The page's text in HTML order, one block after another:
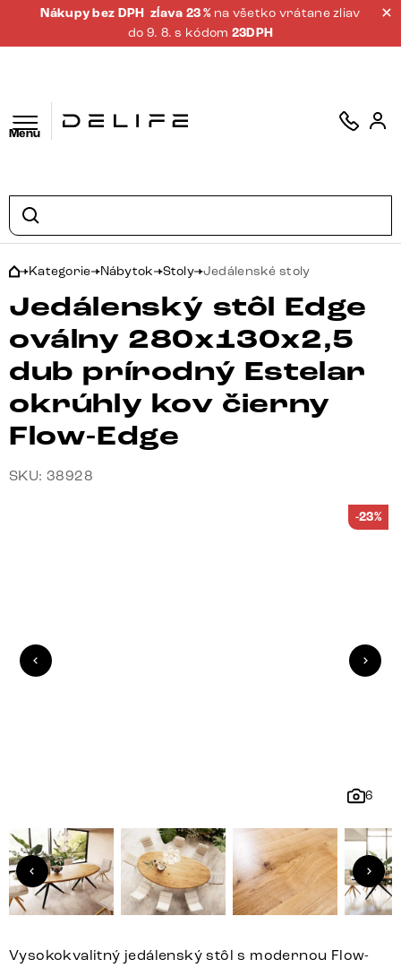
Nákupy bez DPH zĺava 23 % na všetko vrátane zliav
do 9. 8. s kódom 23DPH
Menu
Kategorie Nábytok Stoly Jedálenské stoly
Jedálenský stôl Edge
oválny 280x130x2,5
dub prírodný Estelar
okrúhly kov čierny
Flow-Edge
SKU: 38928
6
-23%
Vysokokvalitný jedálenský stôl s modernou Flow-